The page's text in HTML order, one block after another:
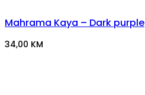
Mahrama Kaya – Dark purple
34,00 KM